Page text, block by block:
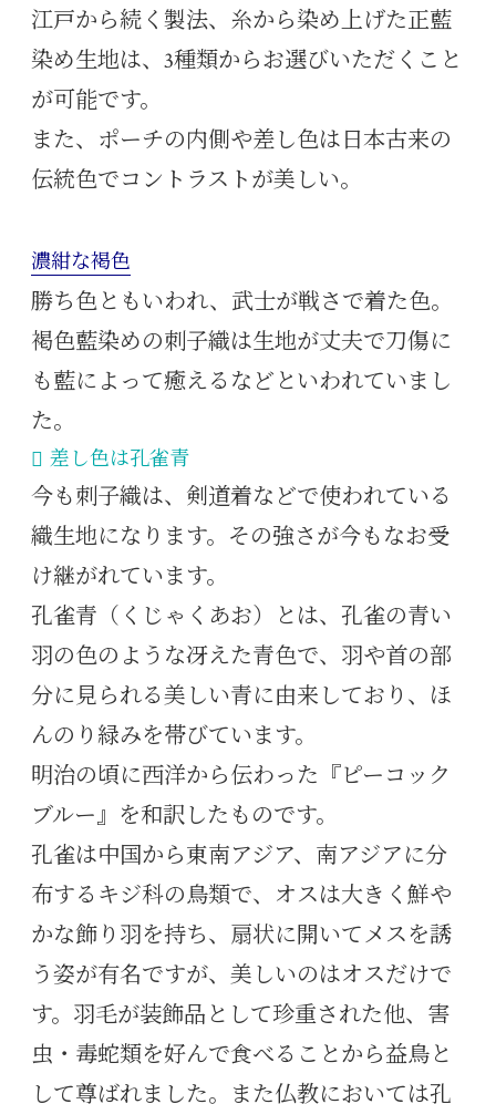
江戸から続く製法、糸から染め上げた正藍
染め生地は、3種類からお選びいただくこと
が可能です。
また、ポーチの内側や差し色は日本古来の
伝統色でコントラストが美しい。
濃紺な褐色
勝ち色ともいわれ、武士が戦さで着た色。
褐色藍染めの刺子織は生地が丈夫で刀傷に
も藍によって癒えるなどといわれていまし
た。
差し色は孔雀青
今も刺子織は、剣道着などで使われている
織生地になります。その強さが今もなお受
け継がれています。
孔雀青（くじゃくあお）とは、孔雀の青い
羽の色のような冴えた青色で、羽や首の部
分に見られる美しい青に由来しており、ほ
んのり緑みを帯びています。
明治の頃に西洋から伝わった『ピーコック
ブルー』を和訳したものです。
孔雀は中国から東南アジア、南アジアに分
布するキジ科の鳥類で、オスは大きく鮮や
かな飾り羽を持ち、扇状に開いてメスを誘
う姿が有名ですが、美しいのはオスだけで
す。羽毛が装飾品として珍重された他、害
虫・毒蛇類を好んで食べることから益鳥と
して尊ばれました。また仏教においては孔